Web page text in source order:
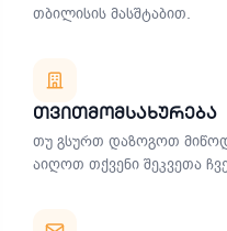
თბილისის მასშტაბით.
Თვითმომსახურება
თუ გსურთ დაზოგოთ
აიღოთ თქვენი შეკვეთა